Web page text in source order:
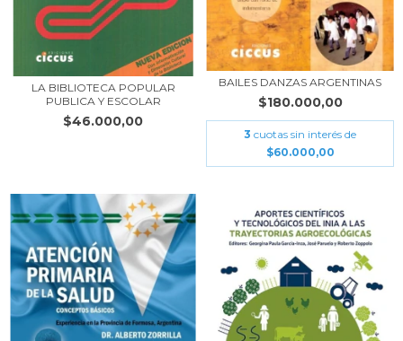
LA BIBLIOTECA POPULAR
PUBLICA Y ESCOLAR
$46.000,00
BAILES DANZAS ARGENTINAS
$180.000,00
3 cuotas sin interés de
$60.000,00